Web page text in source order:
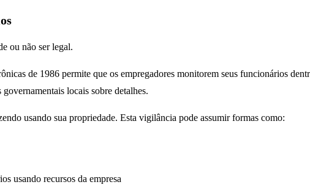
ou não ser legal.
de 1986 permite que os empregadores monitorem seus funcionários
locais sobre detalhes.
usando sua propriedade. Esta vigilância pode assumir formas como:
usando recursos da empresa